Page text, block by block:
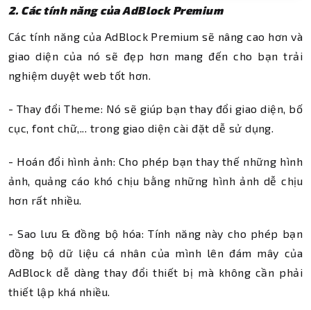
2. Các tính năng của AdBlock Premium
Các tính năng của AdBlock Premium sẽ nâng cao hơn và
giao diện của nó sẽ đẹp hơn mang đến cho bạn trải
nghiệm duyệt web tốt hơn.
- Thay đổi Theme: Nó sẽ giúp bạn thay đổi giao diện, bố
cục, font chữ,... trong giao diện cài đặt dễ sử dụng.
- Hoán đổi hình ảnh: Cho phép bạn thay thế những hình
ảnh, quảng cáo khó chịu bằng những hình ảnh dễ chịu
hơn rất nhiều.
- Sao lưu & đồng bộ hóa: Tính năng này cho phép bạn
đồng bộ dữ liệu cá nhân của mình lên đám mây của
AdBlock dễ dàng thay đổi thiết bị mà không cần phải
thiết lập khá nhiều.